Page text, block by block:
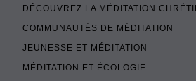
DÉCOUVREZ LA MÉDITATION
COMMUNAUTÉS DE MÉDITATION
JEUNESSE ET MÉDITATION
MÉDITATION ET ÉCOLOGIE